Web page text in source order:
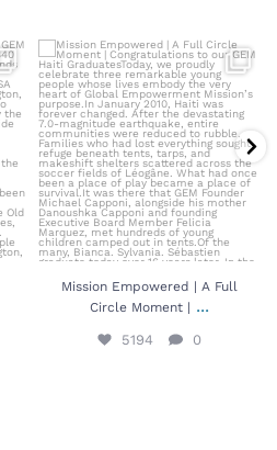
|
...
Mission Empowered | A Full Circle
Moment |...
5194 0
Mission Empowered | A Full
Circle Moment | ...
5194 0